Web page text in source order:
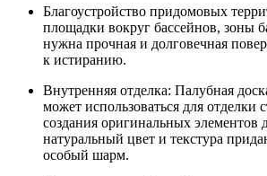
Благоустройство придомовых
площадки вокруг бассейнов, зоны
нужна прочная и долговечная
к истиранию.
Внутренняя отделка: Палубная
может использоваться для отделки
создания оригинальных элементов
натуральный цвет и текстура
особый шарм.